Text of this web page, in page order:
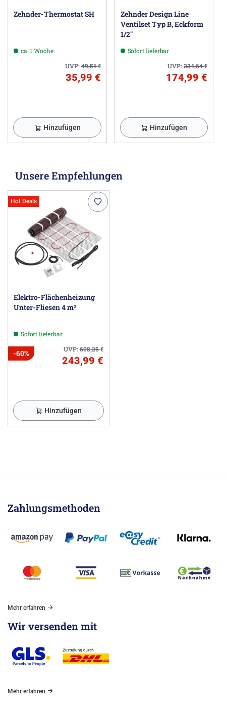
Zehnder-Thermostat SH
ca. 1 Woche
UVP:49,54€
35,99 €
Hinzufügen
Zehnder Design Line
Ventilset Typ B, Eckform
1/2"
Sofort lieferbar
UVP:234,64€
174,99 €
Hinzufügen
Unsere Empfehlungen
Hot Deals
Elektro-Flächenheizung
Unter-Fliesen 4 m²
Sofort lieferbar
UVP:608,26€
-60%
243,99 €
Hinzufügen
Zahlungsmethoden
Mehr erfahren
Wir versenden mit
Mehr erfahren